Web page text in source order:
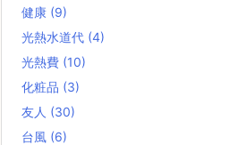
健康 (9)
光熱水道代 (4)
光熱費 (10)
化粧品 (3)
友人 (30)
台風 (6)